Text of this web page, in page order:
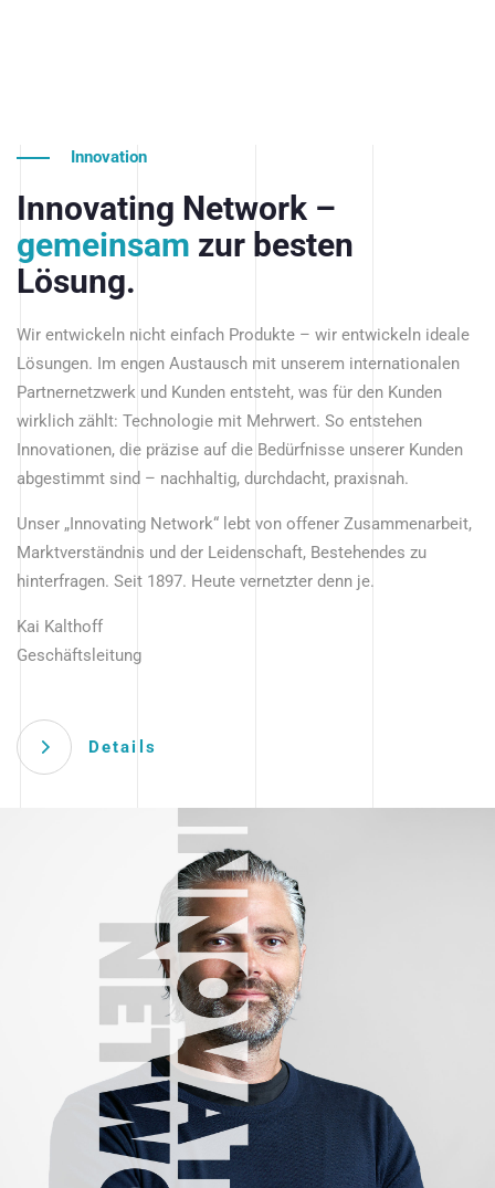
Innovation
Innovating Network –
gemeinsam zur besten
Lösung.
Wir entwickeln nicht einfach Produkte – wir entwickeln ideale
Lösungen. Im engen Austausch mit unserem internationalen
Partnernetzwerk und Kunden entsteht, was für den Kunden
wirklich zählt: Technologie mit Mehrwert. So entstehen
Innovationen, die präzise auf die Bedürfnisse unserer Kunden
abgestimmt sind – nachhaltig, durchdacht, praxisnah.
Unser „Innovating Network“ lebt von offener Zusammenarbeit,
Marktverständnis und der Leidenschaft, Bestehendes zu
hinterfragen. Seit 1897. Heute vernetzter denn je.
Kai Kalthoff
Geschäftsleitung
Details